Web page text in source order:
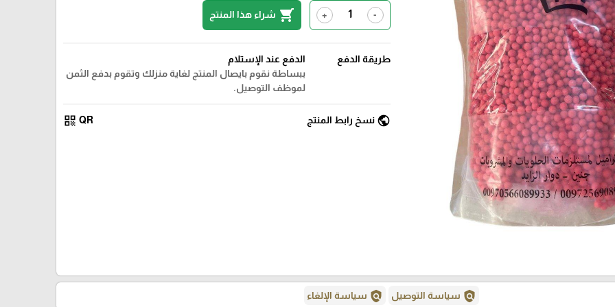
-
+
shopping_cart شراء هذا المنتج
طريقة الدفع
الدفع عند الإستلام
ببساطة نقوم بايصال المنتج لغاية منزلك وتقوم بدفع الثمن
لموظف التوصيل.
public نسخ رابط المنتج QR
qr_code
policy سياسة التوصيل policy سياسة الإلغاء